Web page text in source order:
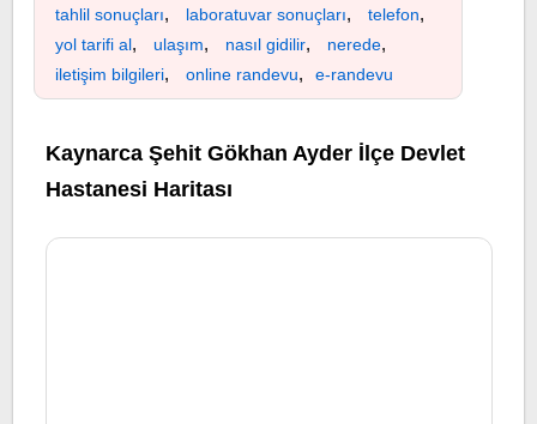
tahlil sonuçları, laboratuvar sonuçları, telefon,
yol tarifi al, ulaşım, nasıl gidilir, nerede,
iletişim bilgileri, online randevu, e-randevu
Kaynarca Şehit Gökhan Ayder İlçe Devlet
Hastanesi Haritası